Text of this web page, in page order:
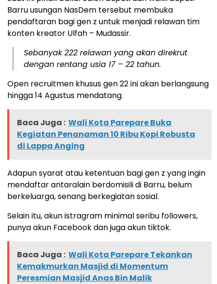
Barru usungan NasDem tersebut membuka
pendaftaran bagi gen z untuk menjadi relawan tim
konten kreator Ulfah – Mudassir.
Sebanyak 222 relawan yang akan direkrut
dengan rentang usia 17 – 22 tahun.
Open recruitmen khusus gen 22 ini akan berlangsung
hingga 14 Agustus mendatang.
Baca Juga : Wali Kota Parepare Buka
Kegiatan Penanaman 10 Ribu Kopi Robusta
di Lappa Anging
Adapun syarat atau ketentuan bagi gen z yang ingin
mendaftar antaralain berdomisili di Barru, belum
berkeluarga, senang berkegiatan sosial.
Selain itu, akun istragram minimal seribu followers,
punya akun Facebook dan juga akun tiktok.
Baca Juga : Wali Kota Parepare Tekankan
Kemakmurkan Masjid di Momentum
Peresmian Masjid Anas Bin Malik